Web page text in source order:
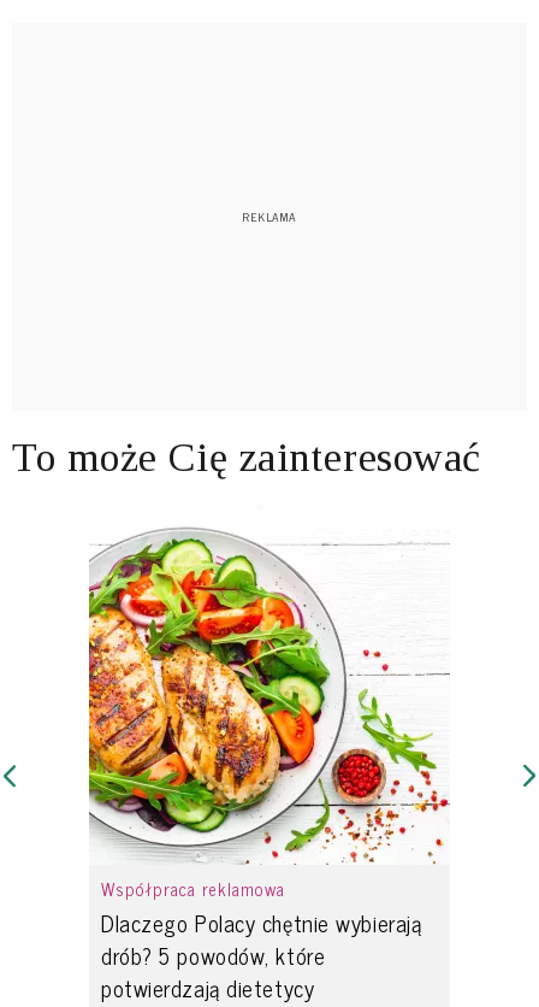
To może Cię zainteresować
Współpraca reklamowa
Dlaczego Polacy chętnie wybierają
drób? 5 powodów, które
potwierdzają dietetycy